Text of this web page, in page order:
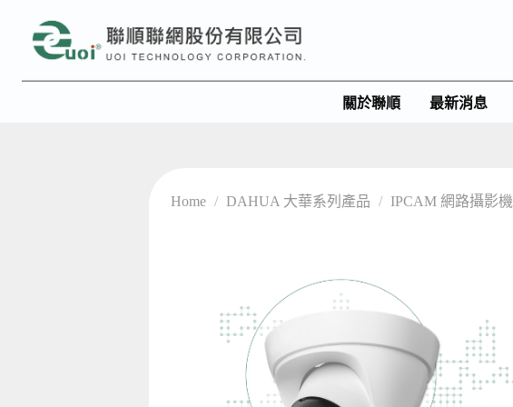
關於聯順 最新消息
Home / DAHUA 大華系列產品 / IPCAM 網路攝影機